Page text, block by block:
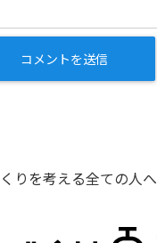
りを考える全ての人へ